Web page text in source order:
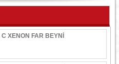
XENON FAR BEYNİ